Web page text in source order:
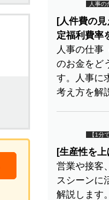
人事の
[人件費の
定福利費率
人事の仕事
のお金をど
す。人事に
考え方を解
【1分
[生産性を
営業や接客
スシーンに
解説します。